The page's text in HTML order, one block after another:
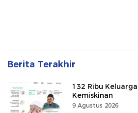
Berita Terakhir
132 Ribu
Kemiskinan
9 Agustus 2026